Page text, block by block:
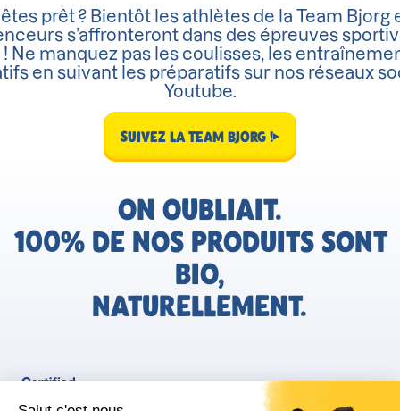
prêt ? Bientôt les athlètes de la Team Bjorg
s’affronteront dans des épreuves
Ne manquez pas les coulisses, les
en suivant les préparatifs sur nos réseaux
Youtube.
SUIVEZ LA TEAM BJORG !
ON OUBLIAIT.
100% DE NOS PRODUITS SONT
BIO,
NATURELLEMENT.